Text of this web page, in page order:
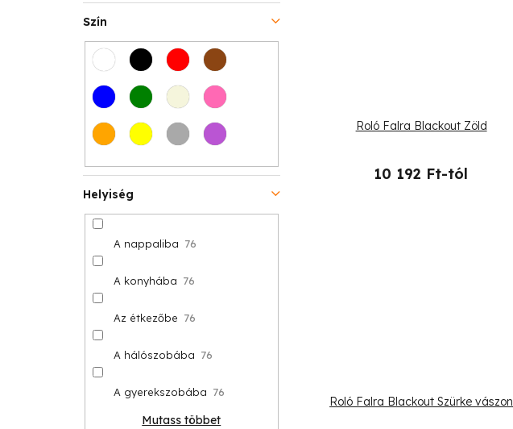
Szín
Helyiség
A nappaliba 76
A konyhába 76
Az étkezőbe 76
A hálószobába 76
A gyerekszobába 76
Mutass többet
Roló Falra Blackout Zöld
10 192 Ft-tól
Roló Falra Blackout Szürke vászon